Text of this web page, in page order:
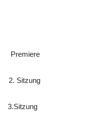
Sitzung